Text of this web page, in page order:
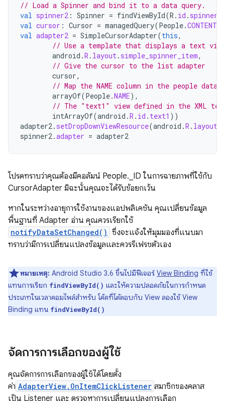
// Load a Spinner and bind it to a data query.
val spinner2 : Spinner = findViewById(R . id . spinner2
val cursor : Cursor = managedQuery(People.
val adapter2 = SimpleCursorAdapter(this,
// Use a template that displays a text view
android .R . layout. simple_spinner_item,
// Give the cursor to the list adapter
cursor,
// Map the NAME column in the people
arrayOf(People.NAME),
// The "text1" view defined in the XML
intArrayOf(android .R . id . text1 ))
adapter2. setDropDownViewResource(android .R . layout
spinner2.adapter = adapter2
โปรดทราบว่าคุณต้องมีคอลัมน์ People._ID ในการฉายภาพที่ใช้กับ
CursorAdapter มิฉะนั้นคุณจะได้รับข้อยกเว้น
หากในระหว่างอายุการใช้งานของแอปพลิเคชัน คุณเปลี่ยนข้อมูล
พื้นฐานที่ Adapter อ่าน คุณควรเรียกใช้
notifyDataSetChanged() ซึ่งจะแจ้งให้มุมมองที่แนบมา
ทราบว่ามีการเปลี่ยนแปลงข้อมูลและควรรีเฟรชตัวเอง
หมายเหตุ: Android Studio 3.6 ขึ้นไปมีฟีเจอร์ View Binding ที่ใช้
แทนการเรียก findViewById() และให้ความปลอดภัยในการกำหนด
ประเภทในเวลาคอมไพล์สำหรับ โค้ดที่โต้ตอบกับ View ลองใช้ View
Binding แทน findViewById()
จัดการการเลือกของผู้ใช้
คุณจัดการการเลือกของผู้ใช้ได้โดยตั้ง
ค่า AdapterView.OnItemClickListener สมาชิกของคลาส
เป็น Listener และ ตรวจหาการเปลี่ยนแปลงการเลือก